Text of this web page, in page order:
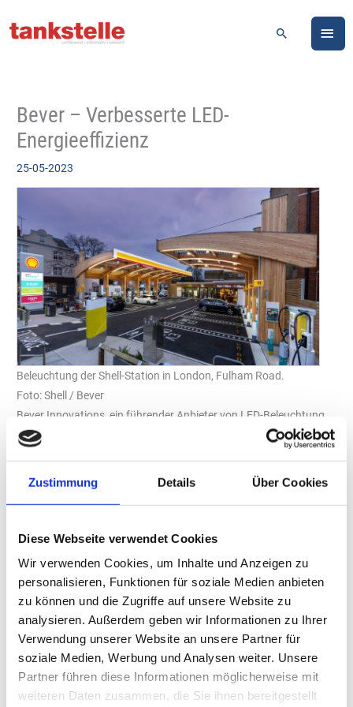
Zustimmung Details Über Cookies
Diese Webseite verwendet Cookies
Wir verwenden Cookies, um Inhalte und Anzeigen zu
personalisieren, Funktionen für soziale Medien anbieten
zu können und die Zugriffe auf unsere Website zu
analysieren. Außerdem geben wir Informationen zu Ihrer
Verwendung unserer Website an unsere Partner für
soziale Medien, Werbung und Analysen weiter. Unsere
Partner führen diese Informationen möglicherweise mit
weiteren Daten zusammen, die Sie ihnen bereitgestellt
Inhalt
Suchen
Bever – Verbesserte LED-
Energieeffizienz
25-05-2023
Beleuchtung der Shell-Station in London, Fulham Road.
Foto: Shell / Bever
Bever Innovations, ein führender Anbieter von LED-Beleuchtung
und intelligenter Technologie für den Kraftstoffeinzelhandel, freut
erstaunlichen, um 25 Prozent verbesserten LED-Effizienz bekannt
zu geben. Diese hochmodernen LED-Produkte wurden entwickelt,
gleiche Lichtleistung und Qualität wie die aktuellen Bever LED-
Die neu auf den Markt gebrachten LED-Leuchten, darunter LS
Downlights, Ambiente und Cubiq, stehen beispielhaft für das
Engagement von Bever Innovations, neue Standards für
Energieeffizienz und Umweltverträglichkeit zu setzen. Diese
innovativen Leuchten sind mit fortschrittlicher Technologie
ausgestattet und erfüllen strenge Qualitätskriterien, was sie zu
den energieeffizientesten LED-Produkten macht, die das